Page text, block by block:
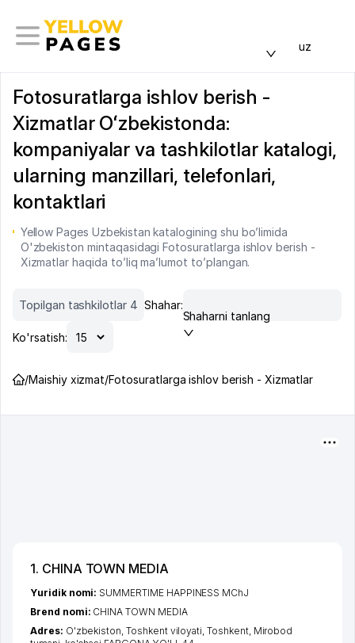
uz
Fotosuratlarga ishlov berish -
Xizmatlar Oʻzbekistonda:
kompaniyalar va tashkilotlar katalogi,
ularning manzillari, telefonlari,
kontaktlari
Yellow Pages Uzbekistan katalogining shu bo’limida
O'zbekiston mintaqasidagi Fotosuratlarga ishlov berish -
Xizmatlar haqida to’liq ma’lumot to’plangan.
Topilgan tashkilotlar 4 Shahar:
Shaharni tanlang
Ko'rsatish:
/Maishiy xizmat/Fotosuratlarga ishlov berish - Xizmatlar
1. CHINA TOWN MEDIA
Yuridik nomi: SUMMERTIME HAPPINESS MChJ
Brend nomi: CHINA TOWN MEDIA
Adres: O'zbekiston,Toshkent viloyati,Toshkent, Mirobod